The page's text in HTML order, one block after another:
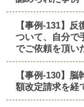
【事例-131】
ついて、自分で
でご依頼を頂い
【事例-130】
額改定請求を経